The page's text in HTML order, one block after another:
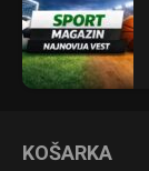
KOŠARKA